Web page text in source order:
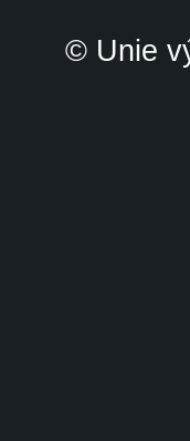
© Unie